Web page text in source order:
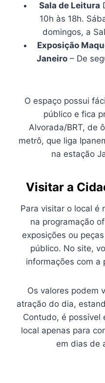
Sala de Leitura
10h às 18h.
domingos, a
Exposição
Janeiro – De
O espaço possui
público e fica
Alvorada/BRT, de
metrô, que liga
na estação
Visitar a
Para visitar o local é
na programação
exposições ou
público. No site,
informações com a
Os valores podem
atração do dia,
Contudo, é possível
local apenas para
em dias de